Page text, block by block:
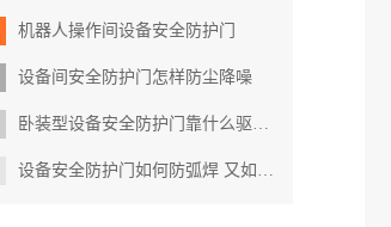
机器人操作间设备安全防护门
设备间安全防护门怎样防尘降噪
卧装型设备安全防护门靠什么驱动 安装使用有哪些注意点
设备安全防护门如何防弧焊 又如何满足各种设备要求的